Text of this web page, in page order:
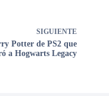
SIGUIENTE
Potter de PS2 que
a Hogwarts Legacy